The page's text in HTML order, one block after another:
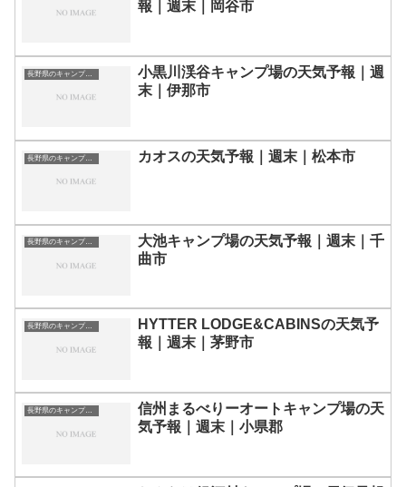
報｜週末｜岡谷市
長野県のキャンプ場一覧
小黒川渓谷キャンプ場の天気予報｜週
末｜伊那市
長野県のキャンプ場一覧 カオスの天気予報｜週末｜松本市
長野県のキャンプ場一覧
大池キャンプ場の天気予報｜週末｜千
曲市
長野県のキャンプ場一覧
HYTTER LODGE&CABINSの天気予
報｜週末｜茅野市
長野県のキャンプ場一覧
信州まるべりーオートキャンプ場の天
気予報｜週末｜小県郡